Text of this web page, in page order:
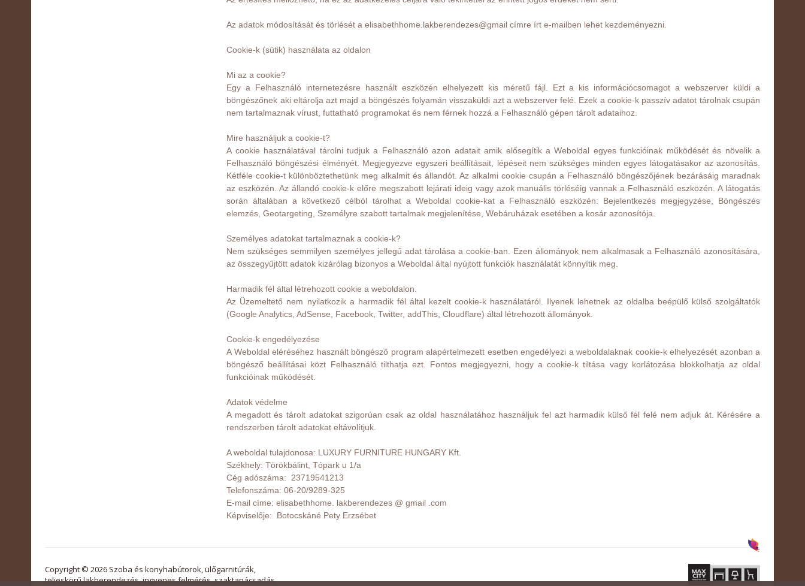
Az adatok módosítását és törlését a elisabethhome.lakberendezes@gmail címre írt e-mailben lehet kezdeményezni.
Cookie-k (sütik) használata az oldalon
Mi az a cookie?
Egy a Felhasználó internetezésre használt eszközén elhelyezett kis méretű fájl. Ezt a kis információcsomagot a webszerver küldi a
böngészőnek aki eltárolja azt majd a böngészés folyamán visszaküldi azt a webszerver felé. Ezek a cookie-k passzív adatot tárolnak csupán
nem tartalmaznak vírust, futtatható programokat és nem férnek hozzá a Felhasználó gépen tárolt adataihoz.
Mire használjuk a cookie-t?
A cookie használatával tárolni tudjuk a Felhasználó azon adatait amik elősegítik a Weboldal egyes funkcióinak működését és növelik a
Felhasználó böngészési élményét. Megjegyezve egyszeri beállításait, lépéseit nem szükséges minden egyes látogatásakor az azonosítás.
Kétféle cookie-t különböztethetünk meg alkalmit és állandót. Az alkalmi cookie csupán a Felhasználó böngészőjének bezárásáig maradnak
az eszközén. Az állandó cookie-k előre megszabott lejárati ideig vagy azok manuális törléséig vannak a Felhasználó eszközén. A látogatás
során általában a következő célból tárolhat a Weboldal cookie-kat a Felhasználó eszközén: Bejelentkezés megjegyzése, Böngészés
elemzés, Geotargeting, Személyre szabott tartalmak megjelenítése, Webáruházak esetében a kosár azonosítója.
Személyes adatokat tartalmaznak a cookie-k?
Nem szükséges semmilyen személyes jellegű adat tárolása a cookie-ban. Ezen állományok nem alkalmasak a Felhasználó azonosítására,
az összegyűjtött adatok kizárólag bizonyos a Weboldal által nyújtott funkciók használatát könnyítik meg.
Harmadik fél által létrehozott cookie a weboldalon.
Az Üzemeltető nem nyilatkozik a harmadik fél által kezelt cookie-k használatáról. Ilyenek lehetnek az oldalba beépülő külső szolgáltatók
(Google Analytics, AdSense, Facebook, Twitter, addThis, Cloudflare) által létrehozott állományok.
Cookie-k engedélyezése
A Weboldal eléréséhez használt böngésző program alapértelmezett esetben engedélyezi a weboldalaknak cookie-k elhelyezését azonban a
böngésző beállításai közt Felhasználó tilthatja ezt. Fontos megjegyezni, hogy a cookie-k tiltása vagy korlátozása blokkolhatja az oldal
funkcióinak működését.
Adatok védelme
A megadott és tárolt adatokat szigorúan csak az oldal használatához használjuk fel azt harmadik külső fél felé nem adjuk át. Kérésére a
rendszerben tárolt adatokat eltávolítjuk.
A weboldal tulajdonosa: LUXURY FURNITURE HUNGARY Kft.
Székhely: Törökbálint, Tópark u 1/a
Cég adószáma:
23719541213
Telefonszáma:06-20/9289-325
E-mail címe: elisabethhome. lakberendezes @ gmail .com
Képviselője: Botocskáné Pety Erzsébet
Copyright © 2026 Szoba és konyhabútorok, ülőgarnitúrák,
teljeskörű lakberendezés, ingyenes felmérés, szaktanácsadás